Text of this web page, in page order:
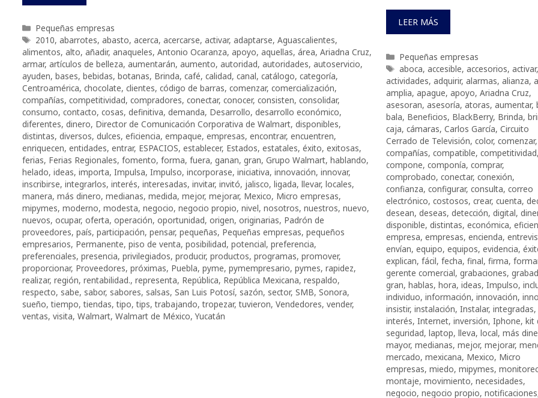
Categorías
Pequeñas empresas
Etiquetas
2010, abarrotes, abasto, acerca, acercarse, activar, adaptarse, Aguascalientes,
alimentos, alto, añadir, anaqueles, Antonio Ocaranza, apoyo, aquellas, área, Ariadna Cruz,
armar, artículos de belleza, aumentarán, aumento, autoridad, autoridades, autoservicio,
ayuden, bases, bebidas, botanas, Brinda, café, calidad, canal, catálogo, categoría,
Centroamérica, chocolate, clientes, código de barras, comenzar, comercialización,
compañías, competitividad, compradores, conectar, conocer, consisten, consolidar,
consumo, contacto, cosas, definitiva, demanda, Desarrollo, desarrollo económico,
diferentes, dinero, Director de Comunicación Corporativa de Walmart, disponibles,
distintas, diversos, dulces, eficiencia, empaque, empresas, encontrar, encuentren,
enriquecen, entidades, entrar, ESPACIOS, establecer, Estados, estatales, éxito, exitosas,
ferias, Ferias Regionales, fomento, forma, fuera, ganan, gran, Grupo Walmart, hablando,
helado, ideas, importa, Impulsa, Impulso, incorporase, iniciativa, innovación, innovar,
inscribirse, integrarlos, interés, interesadas, invitar, invitó, jalisco, ligada, llevar, locales,
manera, más dinero, medianas, medida, mejor, mejorar, Mexico, Micro empresas,
mipymes, moderno, modesta, negocio, negocio propio, nivel, nosotros, nuestros, nuevo,
nuevos, ocupar, oferta, operación, oportunidad, origen, originarias, Padrón de
proveedores, país, participación, pensar, pequeñas, Pequeñas empresas, pequeños
empresarios, Permanente, piso de venta, posibilidad, potencial, preferencia,
preferenciales, presencia, privilegiados, producir, productos, programas, promover,
proporcionar, Proveedores, próximas, Puebla, pyme, pymempresario, pymes, rapidez,
realizar, región, rentabilidad., representa, República, República Mexicana, respaldo,
respecto, sabe, sabor, sabores, salsas, San Luis Potosí, sazón, sector, SMB, Sonora,
sueño,tiempo,tiendas,tipo,tips,trabajando,tropezar,tuvieron, Vendedores, vender,
ventas, visita, Walmart, Walmart de México,Yucatán
LEER MÁS
Categorías
Pequeñas empresas
Etiquetas
aboca, accesible, accesorios, activar,
actividades, adquirir, alarmas, alianza,
amplia, apague, apoyo, Ariadna Cruz,
asesoran, asesoría, atoras, aumentar,
bala, Beneficios, BlackBerry, Brinda,
caja, cámaras, Carlos García, Circuito
Cerrado de Televisión, color, comenzar,
compañías, compatible, competitividad,
compone, componía, comprar,
comprobado, conectar, conexión,
confianza, configurar, consulta, correo
electrónico, costosos, crear, cuenta,
desean, deseas, detección, digital,
disponible, distintas, económica,
empresa, empresas, encienda,
envían, equipo, equipos, evidencia,
explican, fácil, fecha, final, firma,
gerente comercial, grabaciones,
gran, hablas, hora, ideas, Impulso,
individuo, información, innovación,
insistir, instalación, Instalar, integradas,
interés, Internet, inversión, Iphone, kit
seguridad, laptop, lleva, local, más
mayor, medianas, mejor, mejorar,
mercado, mexicana, Mexico, Micro
empresas, miedo, mipymes,
montaje, movimiento, necesidades,
negocio, negocio propio, notificaciones